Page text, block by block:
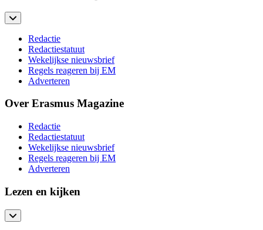
Redactie
Redactiestatuut
Wekelijkse nieuwsbrief
Regels reageren bij EM
Adverteren
Over Erasmus Magazine
Redactie
Redactiestatuut
Wekelijkse nieuwsbrief
Regels reageren bij EM
Adverteren
Lezen en kijken